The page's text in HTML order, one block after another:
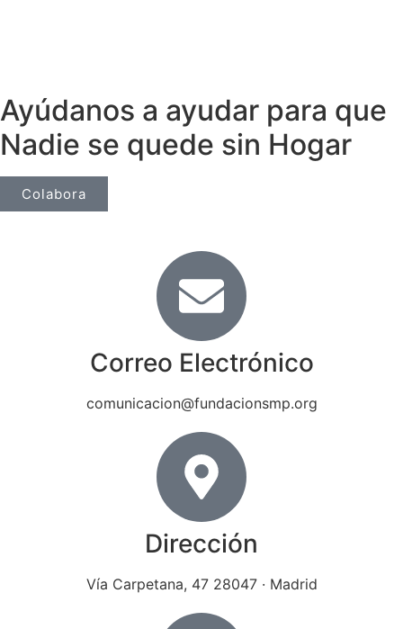
Ayúdanos a ayudar para que
Nadie se quede sin Hogar
Colabora
Correo Electrónico
comunicacion@fundacionsmp.org
Dirección
Vía Carpetana, 47 28047 · Madrid